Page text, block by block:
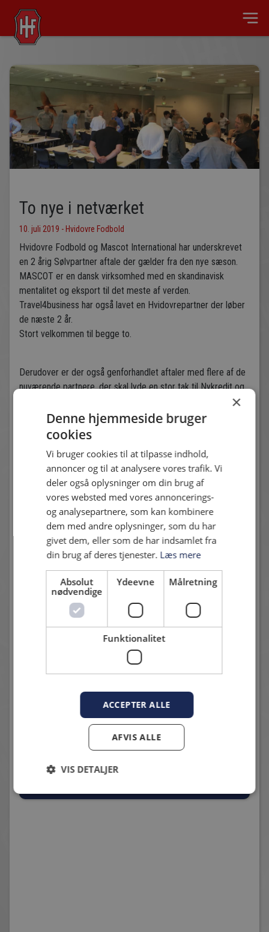
To nye i netværket
10. juli 2019 - Hvidovre Fodbold
Hvidovre Fodbold og Mascot International har underskrevet
en 2 årig Sølvpartner aftale der gælder fra den nye sæson.
MASCOT er en dansk virksomhed med en skandinavisk
mentalitet og eksport til det meste af verden.
Travel4business har også lavet en Hvidovrepartner der løber
de næste 2 år.
Stort velkommen til begge to.
Derudover er der også genforhandlet aftaler med flere af de
nuværende partnere, der skal lyde en stor tak til Nykredit og
Nejstgaard & Vetlov der også de næste 2 år kan kalde sig
Hvidovrepartner samt Dansk revision der går fra
Bronzepartner til Sølvpartner en aftale der også gælder i 2 år.
Andre nyheder
2026-07-07; HIF - FREMAD AMAGER: 3-2
7. juli 2026 - Michael Hentrich
HIF sejrede til sidst.
POKALKAMPEN MOD NÆSTVED SPILLES DEN 6.
AUGUST
13. juli 2026 - Karsten Madsen
×
Denne hjemmeside bruger
cookies
Vi bruger cookies til at tilpasse indhold,
annoncer og til at analysere vores trafik. Vi
deler også oplysninger om din brug af
vores websted med vores annoncerings-
og analysepartnere, som kan kombinere
dem med andre oplysninger, som du har
givet dem, eller som de har indsamlet fra
din brug af deres tjenester. Læs mere
Absolut
nødvendige
Ydeevne Målretning
Funktionalitet
ACCEPTER ALLE
AFVIS ALLE
VIS DETALJER